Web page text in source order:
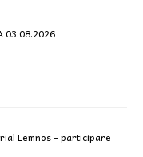
03.08.2026
Lemnos – participare